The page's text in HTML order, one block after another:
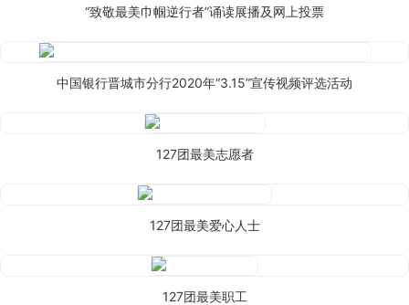
“致敬最美巾帼逆行者”诵读展播及网上投票
中国银行晋城市分行2020年“3.15”宣传视频评选活动
127团最美志愿者
127团最美爱心人士
127团最美职工